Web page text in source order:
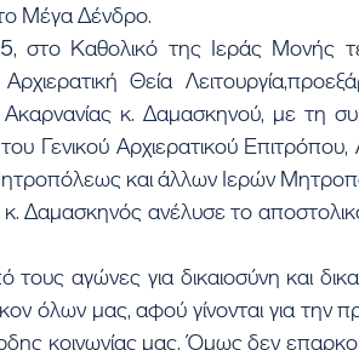
το Μέγα Δένδρο.
στο Καθολικό της Ιεράς Μονής
Θεία
κ. Δαμασκηνού, με τη
Γενικού Αρχιερατικού Επιτρόπου,
και άλλων Ιερών
Δαμασκηνός ανέλυσε το
αγώνες για δικαιοσύνη και
όλων μας, αφού γίνονται για την
κοινωνίας μας. Όμως δεν